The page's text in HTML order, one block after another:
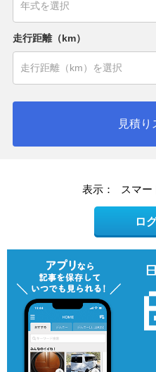
走行距離（km）
見積り
表示： スマー
ロ